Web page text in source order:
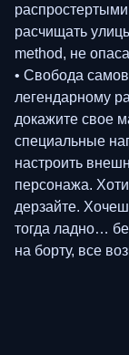
расчищать
method, не
• Свобода
легендарному
докажите свое
специальные
настроить
персонажа.
дерзайте.
тогда ладно…
на борту, все